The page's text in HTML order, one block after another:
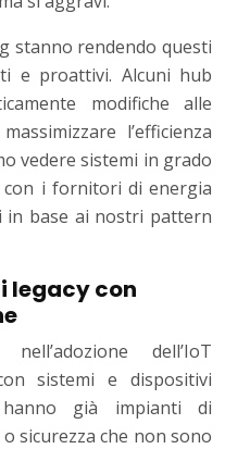
stanno rendendo questi
e proattivi. Alcuni hub
modifiche alle
l’efficienza
vedere sistemi in grado
i fornitori di energia
base ai nostri pattern
legacy con
dell’IoT
sistemi e dispositivi
già impianti di
sicurezza che non sono